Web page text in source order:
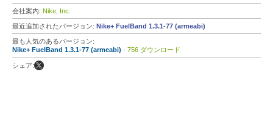
会社案内: Nike, Inc.
最近追加されたバージョン: Nike+ FuelBand 1.3.1-77 (armeabi)
最も人気のあるバージョン:
Nike+ FuelBand 1.3.1-77 (armeabi) - 756 ダウンロード
シェア: